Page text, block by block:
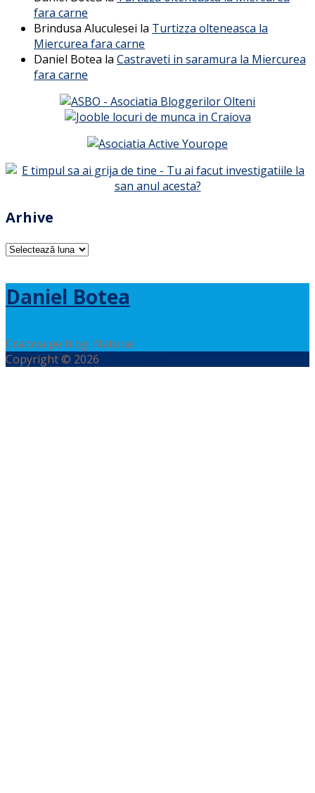
fara carne
Brindusa Aluculesei la Turtizza olteneasca la
Miercurea fara carne
Daniel Botea la Castraveti in saramura la Miercurea
fara carne
Arhive
Arhive
Daniel Botea
Craiova pe blog. Natural.
Copyright © 2026